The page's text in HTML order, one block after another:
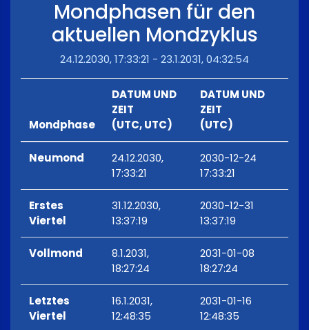
Mondphasen für den
aktuellen Mondzyklus
24.12.2030, 17:33:21 - 23.1.2031, 04:32:54
Mondphase
DATUM UND
ZEIT
(UTC, UTC)
DATUM UND
ZEIT
(UTC)
Neumond
24.12.2030,
17:33:21
2030-12-24
17:33:21
Erstes
Viertel
31.12.2030,
13:37:19
2030-12-31
13:37:19
Vollmond
8.1.2031,
18:27:24
2031-01-08
18:27:24
Letztes
Viertel
16.1.2031,
12:48:35
2031-01-16
12:48:35